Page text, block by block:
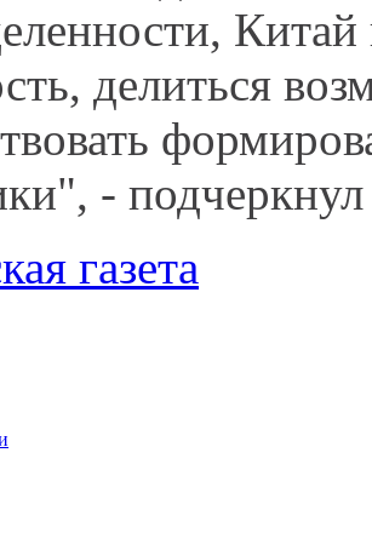
делиться
-
газета